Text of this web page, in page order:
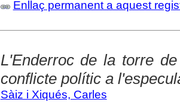
Enllaç permanent a aquest
L'Enderroc de la torre
conflicte polític a
Sàiz i Xiqués, Carles